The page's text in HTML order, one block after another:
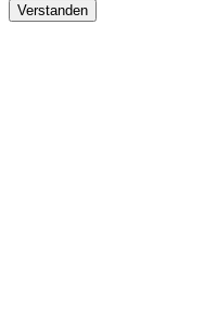
Verstanden